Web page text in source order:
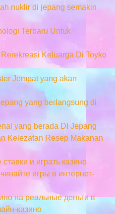
nuklir di jepang semakin
Terbaru Untuk
Keluarga Di Toyko
Jempat yang akan
yang berlangsung di
yang berada DI Jepang
Kelezatan Resep Makanan
и играть казино
игры в интернет-
на реальные деньги в
казино